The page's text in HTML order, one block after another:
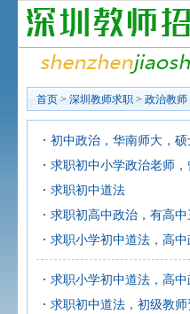
首页 > 深圳教师求职 > 政治教师
初中政治，华南师大，硕
求职初中小学政治老师
求职初中道法
求职初高中政治，有高
求职小学初中道法，高
求职小学初中道法，高
求职初中道法，初级教师